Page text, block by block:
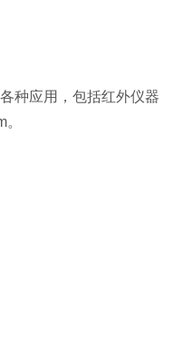
种应用，包括红外仪器